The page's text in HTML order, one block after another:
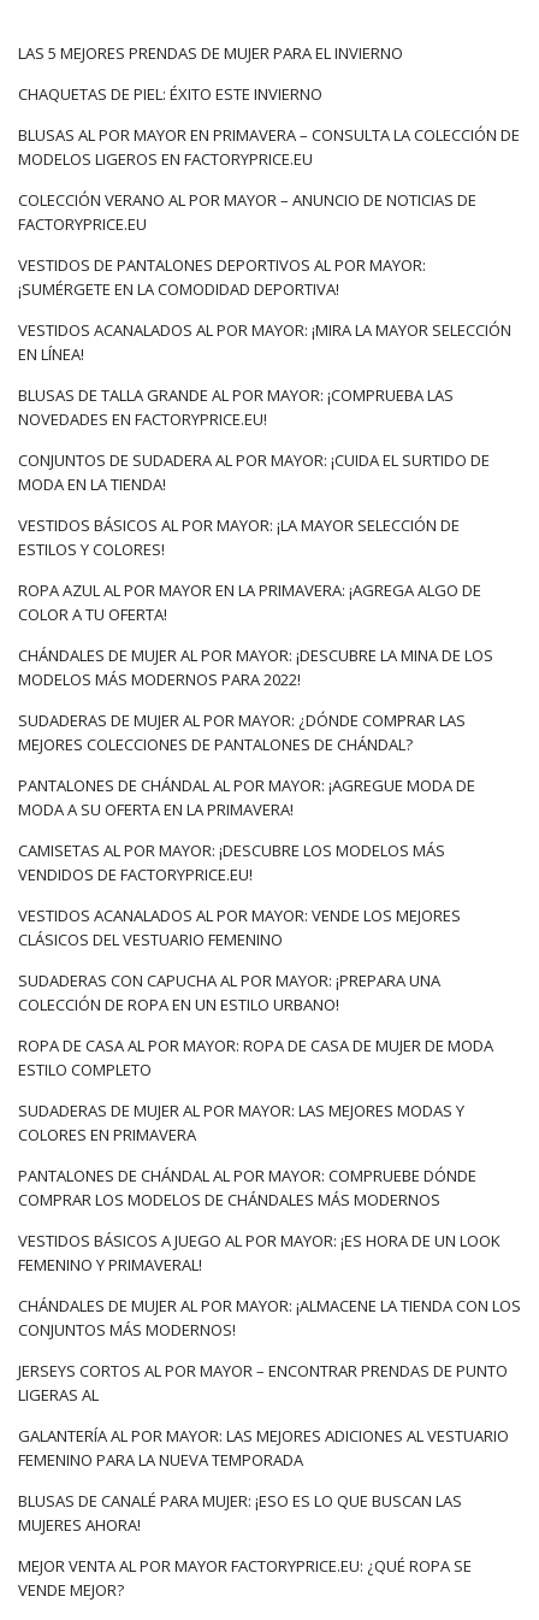
para el verano de este año: ¿cuál
será el precio?
Colección Verano 2022 en línea al por mayor, podobnie jak ta
na wiosnę, to ukłon w stronę klasyki, zmiksowanej z
strukturalnych tkanin, a także zdobień, które z pewnością
staną się jednym ze znaków rozpoznawczych sezonu. Nie
zabraknie tu …
LAS 5 MEJORES PRENDAS DE MUJER PARA EL INVIERNO
CHAQUETAS DE PIEL: ÉXITO ESTE INVIERNO
BLUSAS AL POR MAYOR EN PRIMAVERA – CONSULTA LA COLECCIÓN DE
MODELOS LIGEROS EN FACTORYPRICE.EU
COLECCIÓN VERANO AL POR MAYOR – ANUNCIO DE NOTICIAS DE
FACTORYPRICE.EU
VESTIDOS DE PANTALONES DEPORTIVOS AL POR MAYOR:
¡SUMÉRGETE EN LA COMODIDAD DEPORTIVA!
VESTIDOS ACANALADOS AL POR MAYOR: ¡MIRA LA MAYOR SELECCIÓN
EN LÍNEA!
BLUSAS DE TALLA GRANDE AL POR MAYOR: ¡COMPRUEBA LAS
NOVEDADES EN FACTORYPRICE.EU!
CONJUNTOS DE SUDADERA AL POR MAYOR: ¡CUIDA EL SURTIDO DE
MODA EN LA TIENDA!
VESTIDOS BÁSICOS AL POR MAYOR: ¡LA MAYOR SELECCIÓN DE
ESTILOS Y COLORES!
ROPA AZUL AL POR MAYOR EN LA PRIMAVERA: ¡AGREGA ALGO DE
COLOR A TU OFERTA!
CHÁNDALES DE MUJER AL POR MAYOR: ¡DESCUBRE LA MINA DE LOS
MODELOS MÁS MODERNOS PARA 2022!
SUDADERAS DE MUJER AL POR MAYOR: ¿DÓNDE COMPRAR LAS
MEJORES COLECCIONES DE PANTALONES DE CHÁNDAL?
PANTALONES DE CHÁNDAL AL POR MAYOR: ¡AGREGUE MODA DE
MODA A SU OFERTA EN LA PRIMAVERA!
CAMISETAS AL POR MAYOR: ¡DESCUBRE LOS MODELOS MÁS
VENDIDOS DE FACTORYPRICE.EU!
VESTIDOS ACANALADOS AL POR MAYOR: VENDE LOS MEJORES
CLÁSICOS DEL VESTUARIO FEMENINO
SUDADERAS CON CAPUCHA AL POR MAYOR: ¡PREPARA UNA
COLECCIÓN DE ROPA EN UN ESTILO URBANO!
ROPA DE CASA AL POR MAYOR: ROPA DE CASA DE MUJER DE MODA
ESTILO COMPLETO
SUDADERAS DE MUJER AL POR MAYOR: LAS MEJORES MODAS Y
COLORES EN PRIMAVERA
PANTALONES DE CHÁNDAL AL POR MAYOR: COMPRUEBE DÓNDE
COMPRAR LOS MODELOS DE CHÁNDALES MÁS MODERNOS
VESTIDOS BÁSICOS A JUEGO AL POR MAYOR: ¡ES HORA DE UN LOOK
FEMENINO Y PRIMAVERAL!
CHÁNDALES DE MUJER AL POR MAYOR: ¡ALMACENE LA TIENDA CON LOS
CONJUNTOS MÁS MODERNOS!
JERSEYS CORTOS AL POR MAYOR – ENCONTRAR PRENDAS DE PUNTO
LIGERAS AL
GALANTERÍA AL POR MAYOR: LAS MEJORES ADICIONES AL VESTUARIO
FEMENINO PARA LA NUEVA TEMPORADA
BLUSAS DE CANALÉ PARA MUJER: ¡ESO ES LO QUE BUSCAN LAS
MUJERES AHORA!
MEJOR VENTA AL POR MAYOR FACTORYPRICE.EU: ¿QUÉ ROPA SE
VENDE MEJOR?